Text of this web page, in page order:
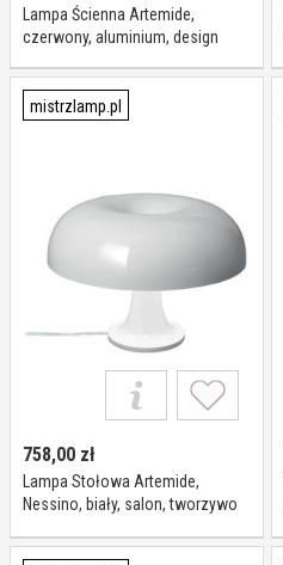
Lampa Ścienna Artemide,
czerwony, aluminium, design
mistrzlamp.pl
758,00 zł
Lampa Stołowa Artemide,
Nessino, biały, salon, tworzywo